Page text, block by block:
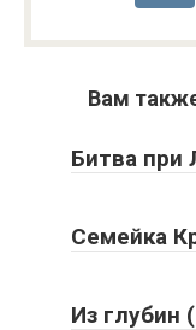
Вам
Битва при
Семейка
Из глубин